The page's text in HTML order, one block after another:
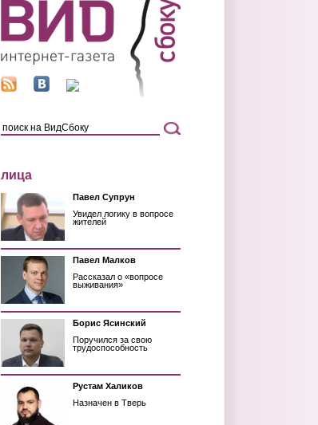
лица
Павел Супрун
Увидел логику в вопросе
жителей
Павел Малков
Рассказал о «вопросе
выживания»
Борис Ясинский
Поручился за свою
трудоспособность
Рустам Халиков
Назначен в Тверь